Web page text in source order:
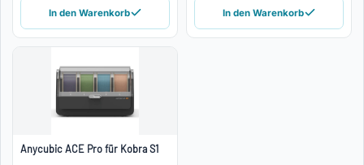
In den Warenkorb In den Warenkorb
Anycubic ACE Pro für Kobra S1